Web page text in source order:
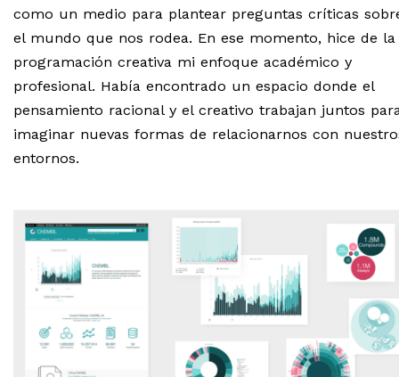
como un medio para plantear preguntas críticas
el mundo que nos rodea. En ese momento, hice de la
programación creativa mi enfoque académico y
profesional. Había encontrado un espacio donde el
pensamiento racional y el creativo trabajan juntos
imaginar nuevas formas de relacionarnos con
entornos.